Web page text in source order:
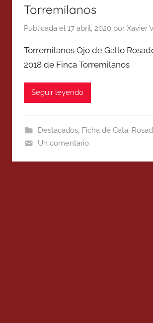
Torremilanos
Publicada el 17 abril, 2020 por Xavier
Torremilanos Ojo de Gallo
2018 de Finca Torremilanos
Seguir leyendo
Destacados, Ficha de Cata,
Un comentario